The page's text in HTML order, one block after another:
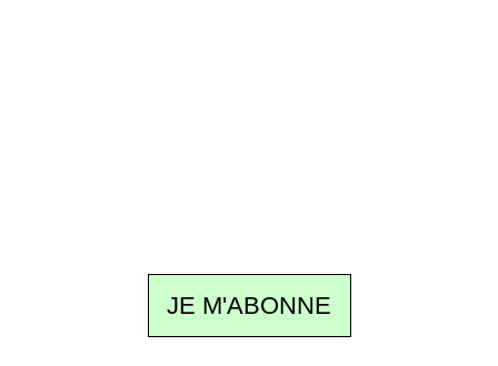
JE M'ABONNE